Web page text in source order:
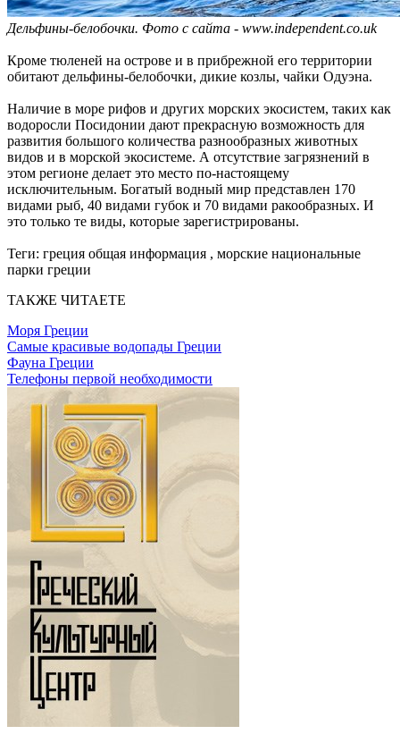
Дельфины-белобочки. Фото с сайта - www.independent.co.uk
Кроме тюленей на острове и в прибрежной его территории
обитают дельфины-белобочки, дикие козлы, чайки Одуэна.
Наличие в море рифов и других морских экосистем, таких как
водоросли Посидонии дают прекрасную возможность для
развития большого количества разнообразных животных
видов и в морской экосистеме. А отсутствие загрязнений в
этом регионе делает это место по-настоящему
исключительным. Богатый водный мир представлен 170
видами рыб, 40 видами губок и 70 видами ракообразных. И
это только те виды, которые зарегистрированы.
Теги: греция общая информация , морские национальные
парки греции
ТАКЖЕ ЧИТАЕТЕ
Моря Греции
Самые красивые водопады Греции
Фауна Греции
Телефоны первой необходимости